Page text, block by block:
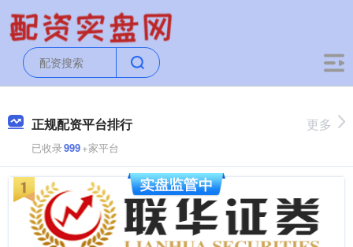
正规配资平台排行
已收录999+家平台
更多